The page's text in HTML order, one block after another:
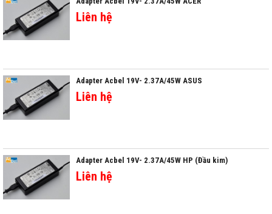
Liên hệ
Adapter Acbel 19V- 2.37A/45W ASUS
Liên hệ
Adapter Acbel 19V- 2.37A/45W HP (Đầu kim)
Liên hệ